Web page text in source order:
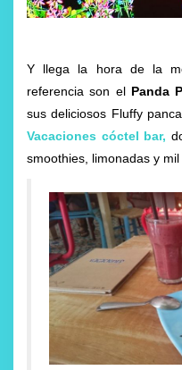
Y llega la hora de la
referencia son el Panda
sus deliciosos Fluffy
Vacaciones cóctel bar,
smoothies, limonadas y mil